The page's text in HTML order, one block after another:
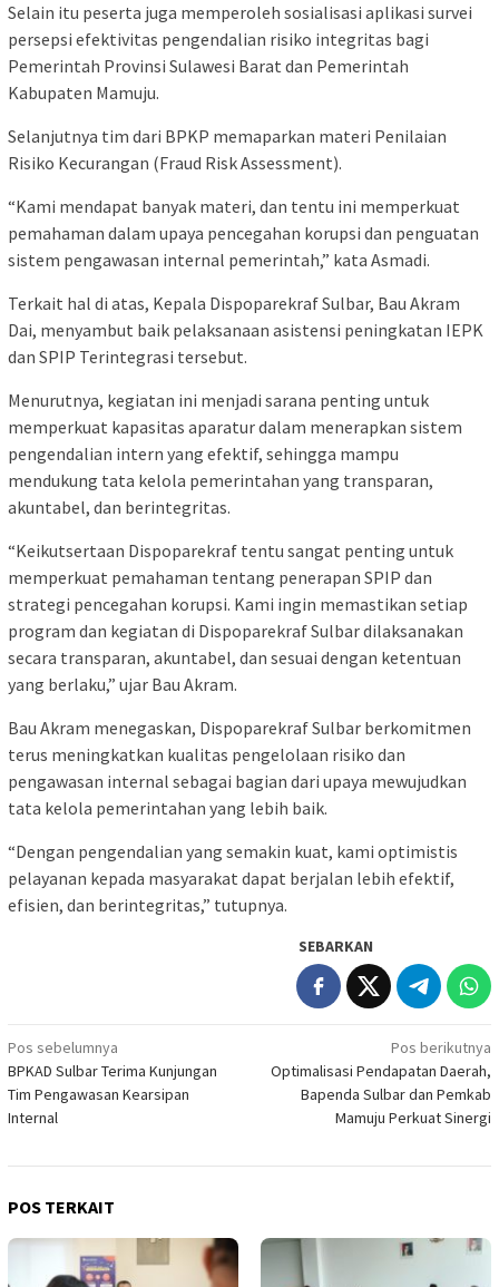
Selain itu peserta juga memperoleh sosialisasi aplikasi survei
persepsi efektivitas pengendalian risiko integritas bagi
Pemerintah Provinsi Sulawesi Barat dan Pemerintah
Kabupaten Mamuju.
Selanjutnya tim dari BPKP memaparkan materi Penilaian
Risiko Kecurangan (Fraud Risk Assessment).
“Kami mendapat banyak materi, dan tentu ini memperkuat
pemahaman dalam upaya pencegahan korupsi dan penguatan
sistem pengawasan internal pemerintah,” kata Asmadi.
Terkait hal di atas, Kepala Dispoparekraf Sulbar, Bau Akram
Dai, menyambut baik pelaksanaan asistensi peningkatan IEPK
dan SPIP Terintegrasi tersebut.
Menurutnya, kegiatan ini menjadi sarana penting untuk
memperkuat kapasitas aparatur dalam menerapkan sistem
pengendalian intern yang efektif, sehingga mampu
mendukung tata kelola pemerintahan yang transparan,
akuntabel, dan berintegritas.
“Keikutsertaan Dispoparekraf tentu sangat penting untuk
memperkuat pemahaman tentang penerapan SPIP dan
strategi pencegahan korupsi. Kami ingin memastikan setiap
program dan kegiatan di Dispoparekraf Sulbar dilaksanakan
secara transparan, akuntabel, dan sesuai dengan ketentuan
yang berlaku,” ujar Bau Akram.
Bau Akram menegaskan, Dispoparekraf Sulbar berkomitmen
terus meningkatkan kualitas pengelolaan risiko dan
pengawasan internal sebagai bagian dari upaya mewujudkan
tata kelola pemerintahan yang lebih baik.
“Dengan pengendalian yang semakin kuat, kami optimistis
pelayanan kepada masyarakat dapat berjalan lebih efektif,
efisien, dan berintegritas,” tutupnya.
SEBARKAN
Navigasi
pos
Pos sebelumnya
BPKAD Sulbar Terima Kunjungan
Tim Pengawasan Kearsipan
Internal
Pos berikutnya
Optimalisasi Pendapatan Daerah,
Bapenda Sulbar dan Pemkab
Mamuju Perkuat Sinergi
POS TERKAIT